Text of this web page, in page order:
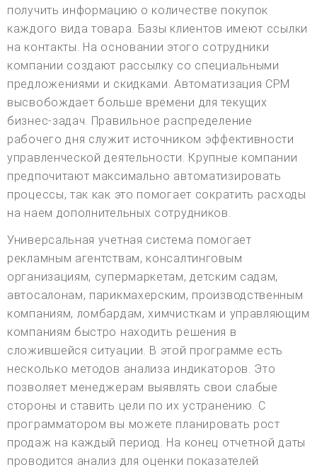
получить информацию о количестве покупок
каждого вида товара. Базы клиентов имеют ссылки
на контакты. На основании этого сотрудники
компании создают рассылку со специальными
предложениями и скидками. Автоматизация CPM
высвобождает больше времени для текущих
бизнес-задач. Правильное распределение
рабочего дня служит источником эффективности
управленческой деятельности. Крупные компании
предпочитают максимально автоматизировать
процессы, так как это помогает сократить расходы
на наем дополнительных сотрудников.
Универсальная учетная система помогает
рекламным агентствам, консалтинговым
организациям, супермаркетам, детским садам,
автосалонам, парикмахерским, производственным
компаниям, ломбардам, химчисткам и управляющим
компаниям быстро находить решения в
сложившейся ситуации. В этой программе есть
несколько методов анализа индикаторов. Это
позволяет менеджерам выявлять свои слабые
стороны и ставить цели по их устранению. С
программатором вы можете планировать рост
продаж на каждый период. На конец отчетной даты
проводится анализ для оценки показателей